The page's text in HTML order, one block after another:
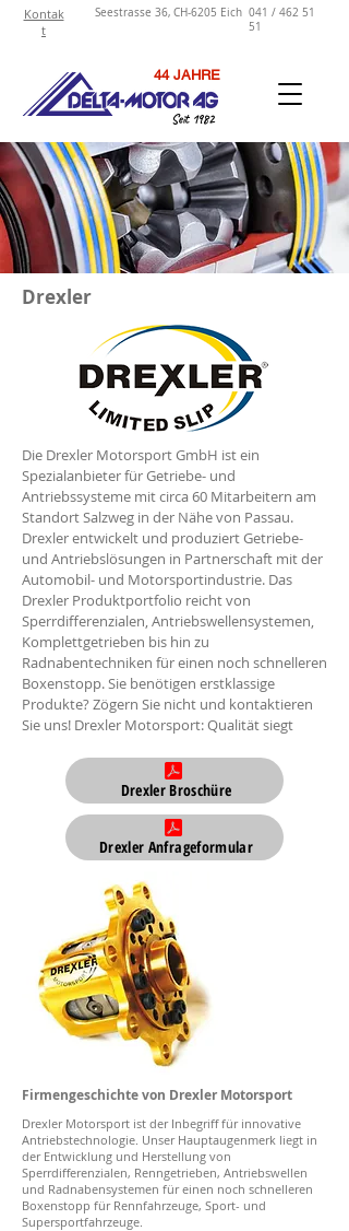
Kontak
t
Seestrasse 36, CH-6205 Eich 041 / 462 51
51
44 JAHRE
Seit 1982
Drexler
Die Drexler Motorsport GmbH ist ein
Spezialanbieter für Getriebe- und
Antriebssysteme mit circa 60 Mitarbeitern am
Standort Salzweg in der Nähe von Passau.
Drexler entwickelt und produziert Getriebe-
und Antriebslösungen in Partnerschaft mit der
Automobil- und Motorsportindustrie. Das
Drexler Produktportfolio reicht von
Sperrdifferenzialen, Antriebswellensystemen,
Komplettgetrieben bis hin zu
Radnabentechniken für einen noch schnelleren
Boxenstopp. Sie benötigen erstklassige
Produkte? Zögern Sie nicht und kontaktieren
Sie uns! Drexler Motorsport: Qualität siegt
Drexler Broschüre
Drexler Anfrageformular
Firmengeschichte von Drexler Motorsport
Drexler Motorsport ist der Inbegriff für innovative
Antriebstechnologie. Unser Hauptaugenmerk liegt in
der Entwicklung und Herstellung von
Sperrdifferenzialen, Renngetrieben, Antriebswellen
und Radnabensystemen für einen noch schnelleren
Boxenstopp für Rennfahrzeuge, Sport- und
Supersportfahrzeuge.